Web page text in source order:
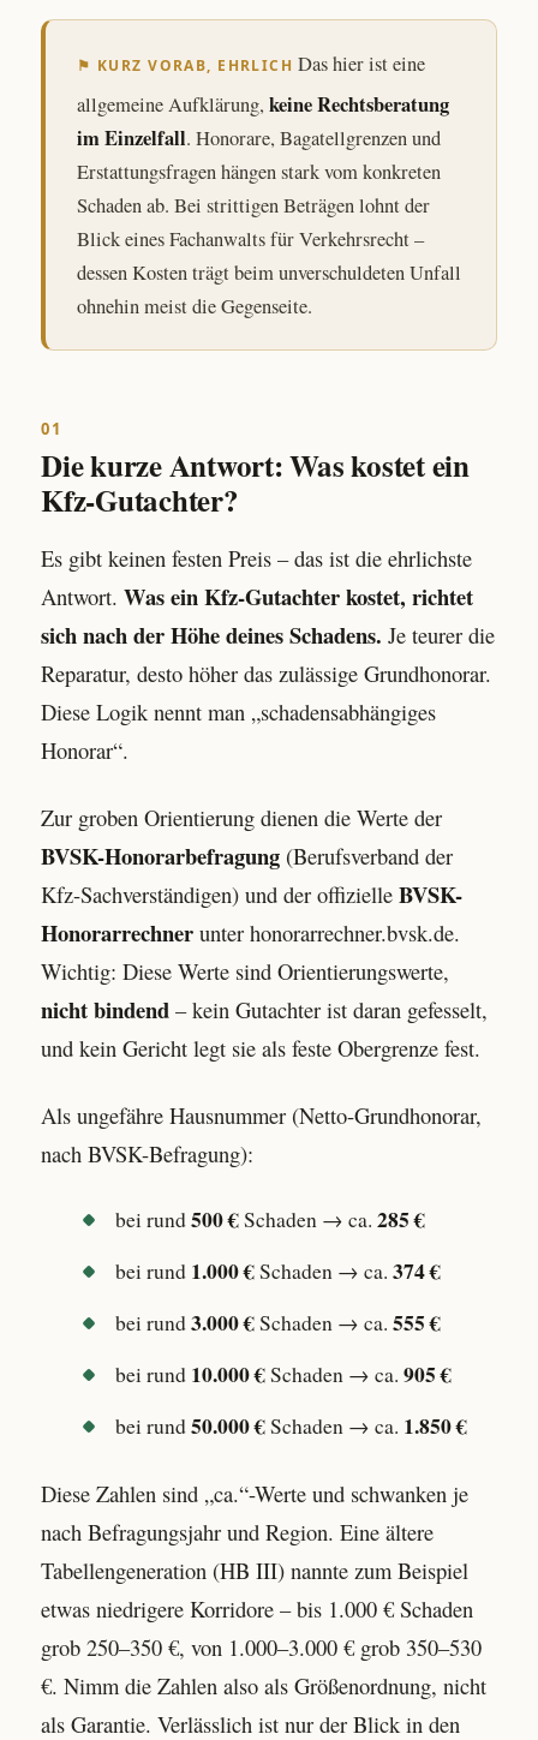
⚑ KURZ VORAB, EHRLICH Das hier ist eine
allgemeine Aufklärung, keine Rechtsberatung
im Einzelfall. Honorare, Bagatellgrenzen und
Erstattungsfragen hängen stark vom konkreten
Schaden ab. Bei strittigen Beträgen lohnt der
Blick eines Fachanwalts für Verkehrsrecht –
dessen Kosten trägt beim unverschuldeten Unfall
ohnehin meist die Gegenseite.
01
Die kurze Antwort: Was kostet ein
Kfz-Gutachter?
Es gibt keinen festen Preis – das ist die ehrlichste
Antwort. Was ein Kfz-Gutachter kostet, richtet
sich nach der Höhe deines Schadens. Je teurer die
Reparatur, desto höher das zulässige Grundhonorar.
Diese Logik nennt man „schadensabhängiges
Honorar“.
Zur groben Orientierung dienen die Werte der
BVSK-Honorarbefragung (Berufsverband der
Kfz-Sachverständigen) und der offizielle BVSK-
Honorarrechner unter honorarrechner.bvsk.de.
Wichtig: Diese Werte sind Orientierungswerte,
nicht bindend – kein Gutachter ist daran gefesselt,
und kein Gericht legt sie als feste Obergrenze fest.
Als ungefähre Hausnummer (Netto-Grundhonorar,
nach BVSK-Befragung):
bei rund500 €Schaden → ca. 285 €
bei rund 1.000 €Schaden → ca. 374 €
bei rund3.000 €Schaden → ca. 555 €
bei rund 10.000 €Schaden → ca. 905 €
bei rund50.000 €Schaden → ca. 1.850 €
Diese Zahlen sind „ca.“-Werte und schwanken je
nach Befragungsjahr und Region. Eine ältere
Tabellengeneration (HB III) nannte zum Beispiel
etwas niedrigere Korridore – bis 1.000 € Schaden
grob 250–350 €, von 1.000–3.000 € grob 350–530
€. Nimm die Zahlen also als Größenordnung, nicht
als Garantie. Verlässlich ist nur der Blick in den